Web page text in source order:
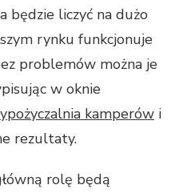
będzie liczyć na dużo
rynku funkcjonuje
problemów można je
w oknie
kamperów i
rezultaty.
rolę będą